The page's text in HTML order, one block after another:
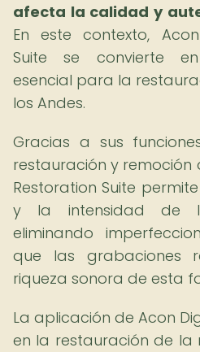
afecta la calidad y
En este contexto,
Suite se convierte
esencial para la
los Andes.
Gracias a sus
restauración y remoción
Restoration Suite
y la intensidad de
eliminando
que las grabaciones
riqueza sonora de esta
La aplicación de Acon
en la restauración de la